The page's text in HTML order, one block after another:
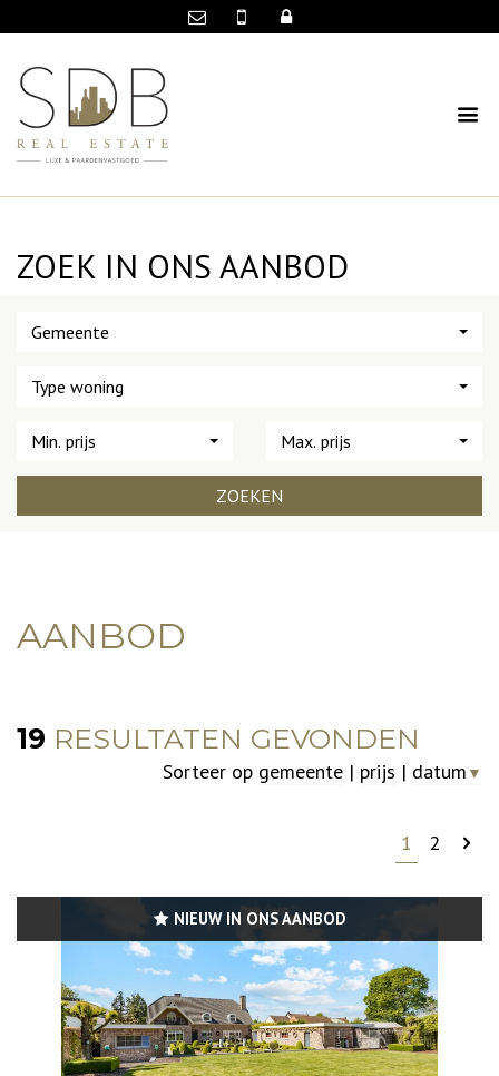
ZOEK IN ONS AANBOD
Gemeente
Type woning
Min. prijs Max. prijs
ZOEKEN
AANBOD
19 RESULTATEN GEVONDEN
Sorteer op gemeente | prijs | datum ▼
1 2
NIEUW IN ONS AANBOD